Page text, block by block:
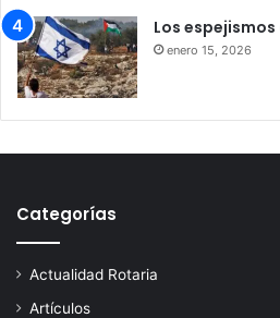
Los
enero 15, 2026
Categorías
Actualidad Rotaria
Artículos